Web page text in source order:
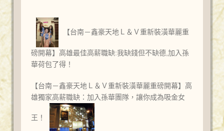
【台南－鑫豪天地Ｌ＆Ｖ重新裝潢華麗重
磅開幕】高雄最佳高薪職缺:我缺錢但不缺德,加入孫
華荷包了得！
【台南－鑫豪天地Ｌ＆Ｖ重新裝潢華麗重磅開幕】高
雄獨家高薪職缺：加入孫華團隊，讓你成為吸金女
王！